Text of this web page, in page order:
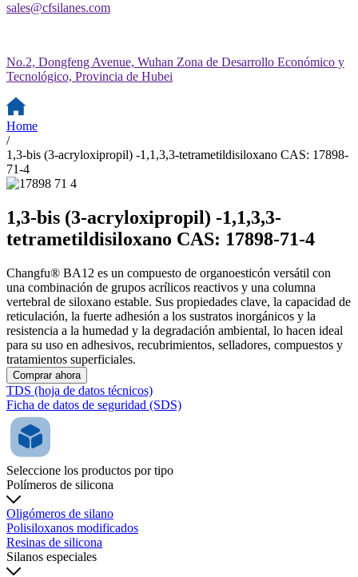
sales@cfsilanes.com
No.2, Dongfeng Avenue, Wuhan Zona de Desarrollo Económico y
Tecnológico, Provincia de Hubei
Home
/
1,3-bis (3-acryloxipropil) -1,1,3,3-tetrametildisiloxano CAS: 17898-
71-4
1,3-bis (3-acryloxipropil) -1,1,3,3-
tetrametildisiloxano CAS: 17898-71-4
Changfu® BA12 es un compuesto de organoesticón versátil con
una combinación de grupos acrílicos reactivos y una columna
vertebral de siloxano estable. Sus propiedades clave, la capacidad de
reticulación, la fuerte adhesión a los sustratos inorgánicos y la
resistencia a la humedad y la degradación ambiental, lo hacen ideal
para su uso en adhesivos, recubrimientos, selladores, compuestos y
tratamientos superficiales.
Comprar ahora
TDS (hoja de datos técnicos)
Ficha de datos de seguridad (SDS)
Seleccione los productos por tipo
Polímeros de silicona
Oligómeros de silano
Polisiloxanos modificados
Resinas de silicona
Silanos especiales